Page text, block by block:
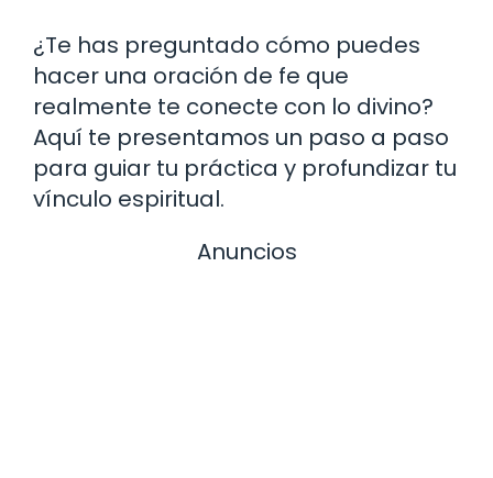
¿Te has preguntado cómo puedes
hacer una oración de fe que
realmente te conecte con lo divino?
Aquí te presentamos un paso a paso
para guiar tu práctica y profundizar tu
vínculo espiritual.
Anuncios